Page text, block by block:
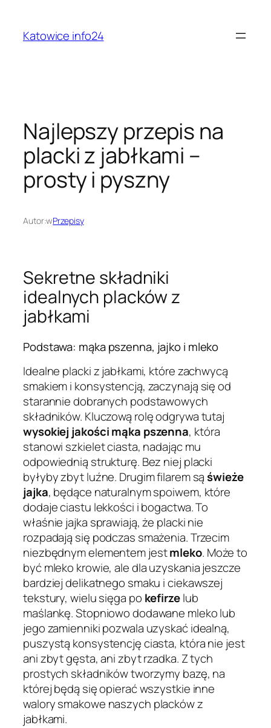
treściKatowice info24
Najlepszy przepis na
placki z jabłkami –
prosty i pyszny
Autor:wPrzepisy
Sekretne składniki
idealnych placków z
jabłkami
Podstawa: mąka pszenna, jajko i mleko
Idealne placki z jabłkami, które zachwycą
smakiem i konsystencją, zaczynają się od
starannie dobranych podstawowych
składników. Kluczową rolę odgrywa tutaj
wysokiej jakości mąka pszenna, która
stanowi szkielet ciasta, nadając mu
odpowiednią strukturę. Bez niej placki
byłyby zbyt luźne. Drugim filarem sąświeże
jajka, będące naturalnym spoiwem, które
dodaje ciastu lekkości i bogactwa. To
właśnie jajka sprawiają, że placki nie
rozpadają się podczas smażenia. Trzecim
niezbędnym elementem jestmleko. Może to
być mleko krowie, ale dla uzyskania jeszcze
bardziej delikatnego smaku i ciekawszej
tekstury, wielu sięga po kefirzelub
maślankę. Stopniowo dodawane mleko lub
jego zamienniki pozwala uzyskać idealną,
puszystą konsystencję ciasta, która nie jest
ani zbyt gęsta, ani zbyt rzadka. Z tych
prostych składników tworzymy bazę, na
której będą się opierać wszystkie inne
walory smakowe naszych placków z
jabłkami.